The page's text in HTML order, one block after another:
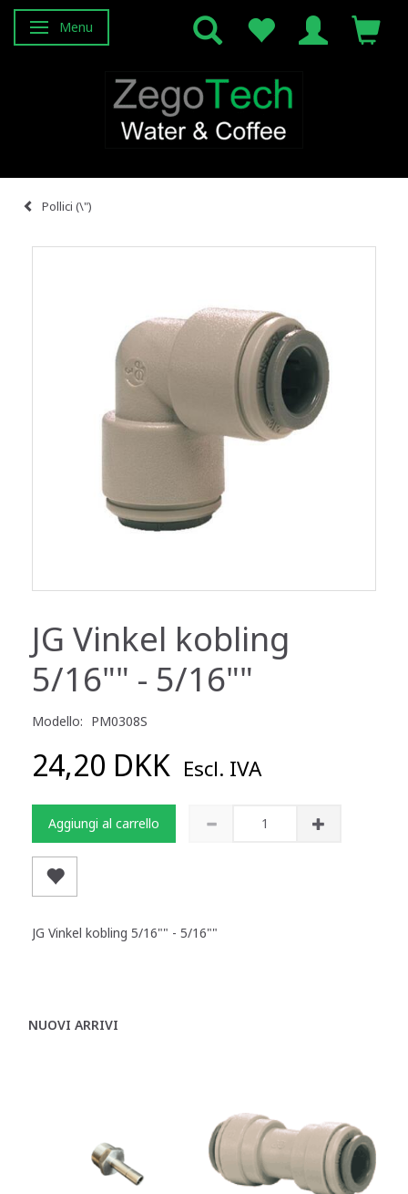
Attiva/disattiva navigazione
Menu
Pollici (\")
JG Vinkel kobling
5/16"" - 5/16""
Modello: PM0308S
24,20 DKK Escl. IVA
Aggiungi al carrello
JG Vinkel kobling 5/16"" - 5/16""
NUOVI ARRIVI